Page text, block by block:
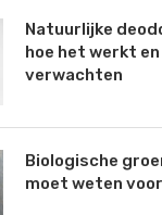
Natuurlijke
hoe het werkt
verwachten
Biologische
moet weten